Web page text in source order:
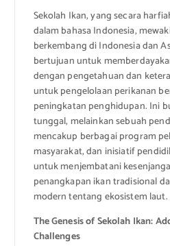
Sekolah Ikan, yang secara
dalam bahasa Indonesia,
berkembang di Indonesia dan
bertujuan untuk
dengan pengetahuan dan
untuk pengelolaan perikanan
peningkatan penghidupan. Ini
tunggal, melainkan sebuah
mencakup berbagai program
masyarakat, dan inisiatif
untuk menjembatani
penangkapan ikan tradisional
modern tentang ekosistem laut.
The Genesis of Sekolah Ikan:
Challenges